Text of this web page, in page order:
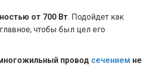
от 700 Вт. Подойдет как
чтобы был цел его
провод сечением не